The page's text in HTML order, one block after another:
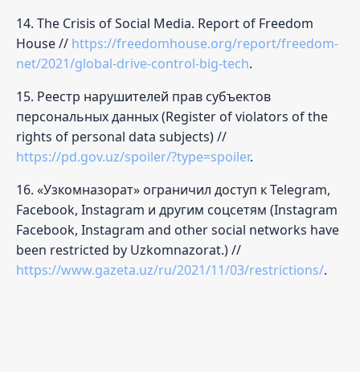
14. The Crisis of Social Media. Report of Freedom
House // https://freedomhouse.org/report/freedom-
net/2021/global-drive-control-big-tech.
15. Реестр нарушителей прав субъектов
персональных данных (Register of violators of the
rights of personal data subjects) //
https://pd.gov.uz/spoiler/?type=spoiler.
16. «Узкомназорат» ограничил доступ к Telegram,
Facebook, Instagram и другим соцсетям (Instagram
Facebook, Instagram and other social networks have
been restricted by Uzkomnazorat.) //
https://www.gazeta.uz/ru/2021/11/03/restrictions/.